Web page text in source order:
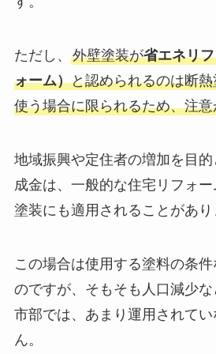
ただし、 外壁塗装が省エネリ
ォーム）と認められるのは断
使う場合に限られるため、注
地域振興や定住者の増加を目
成金は、一般的な住宅リフォ
塗装にも適用されることがあり
この場合は使用する塗料の条
のですが、そもそも人口減少
市部では、あまり運用されて
ん。